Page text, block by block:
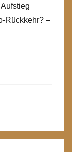
Rückkehr? –